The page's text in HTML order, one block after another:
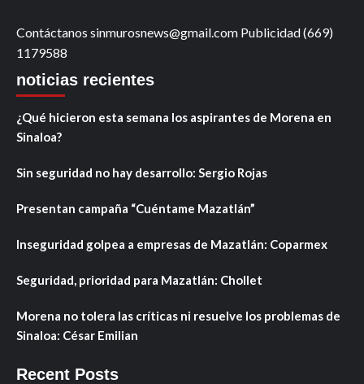
Contáctanos sinmurosnews@gmail.com Publicidad (669)
1179588
noticias recientes
¿Qué hicieron esta semana los aspirantes de Morena en
Sinaloa?
Sin seguridad no hay desarrollo: Sergio Rojas
Presentan campaña “Cuéntame Mazatlán”
Inseguridad golpea a empresas de Mazatlán: Coparmex
Seguridad, prioridad para Mazatlán: Chollet
Morena no tolera las críticas ni resuelve los problemas de
Sinaloa: César Emilian
Recent Posts